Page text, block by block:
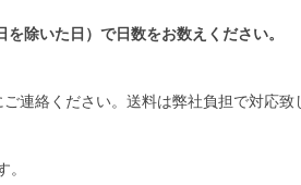
除いた日）で日数をお数えください。
連絡ください。送料は弊社負担で対応致